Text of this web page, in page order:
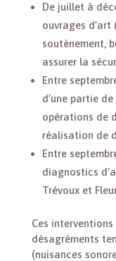
De juillet à
ouvrages d’art
soutènement,
assurer la
Entre
d’une partie
opérations de
réalisation de
Entre
diagnostics
Trévoux et
Ces
désagréments
(nuisances